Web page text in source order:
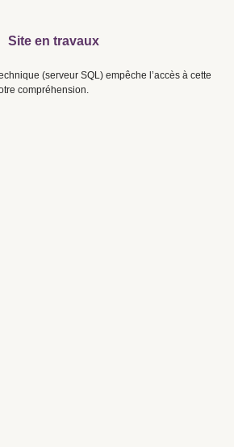
Site en travaux
(serveur SQL) empêche l’accès à cette
compréhension.